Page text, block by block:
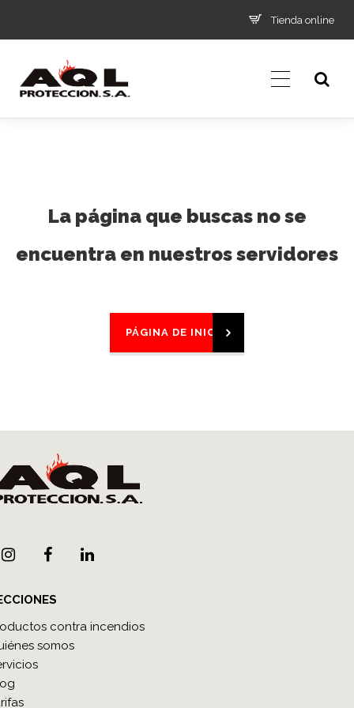
Tienda online
La página que buscas no se
encuentra en nuestros servidores
PÁGINA DE INICIO
contra incendios
somos